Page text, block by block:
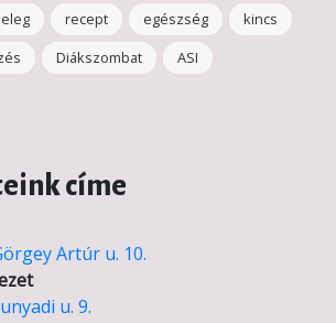
recept egészség
kincs
Diákszombat
ASI
címe
Artúr u. 10.
u. 9.